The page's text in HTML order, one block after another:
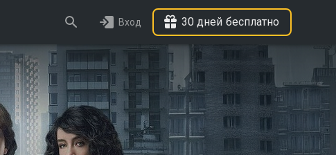
Вход 30 дней бесплатно